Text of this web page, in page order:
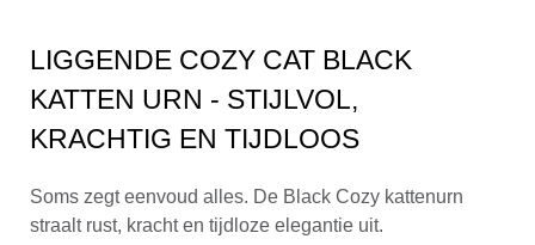
LIGGENDE COZY CAT BLACK
KATTEN URN - STIJLVOL,
KRACHTIG EN TIJDLOOS
Soms zegt eenvoud alles. De Black Cozy kattenurn
straalt rust, kracht en tijdloze elegantie uit.